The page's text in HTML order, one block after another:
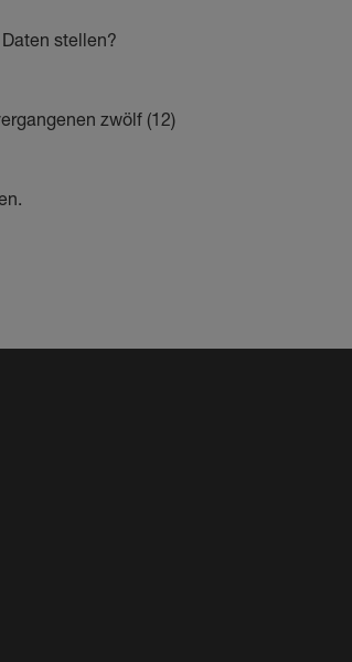
stellen?
zwölf (12)